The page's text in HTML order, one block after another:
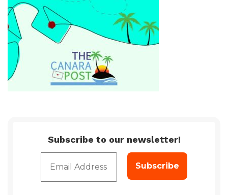
Subscribe to our newsletter!